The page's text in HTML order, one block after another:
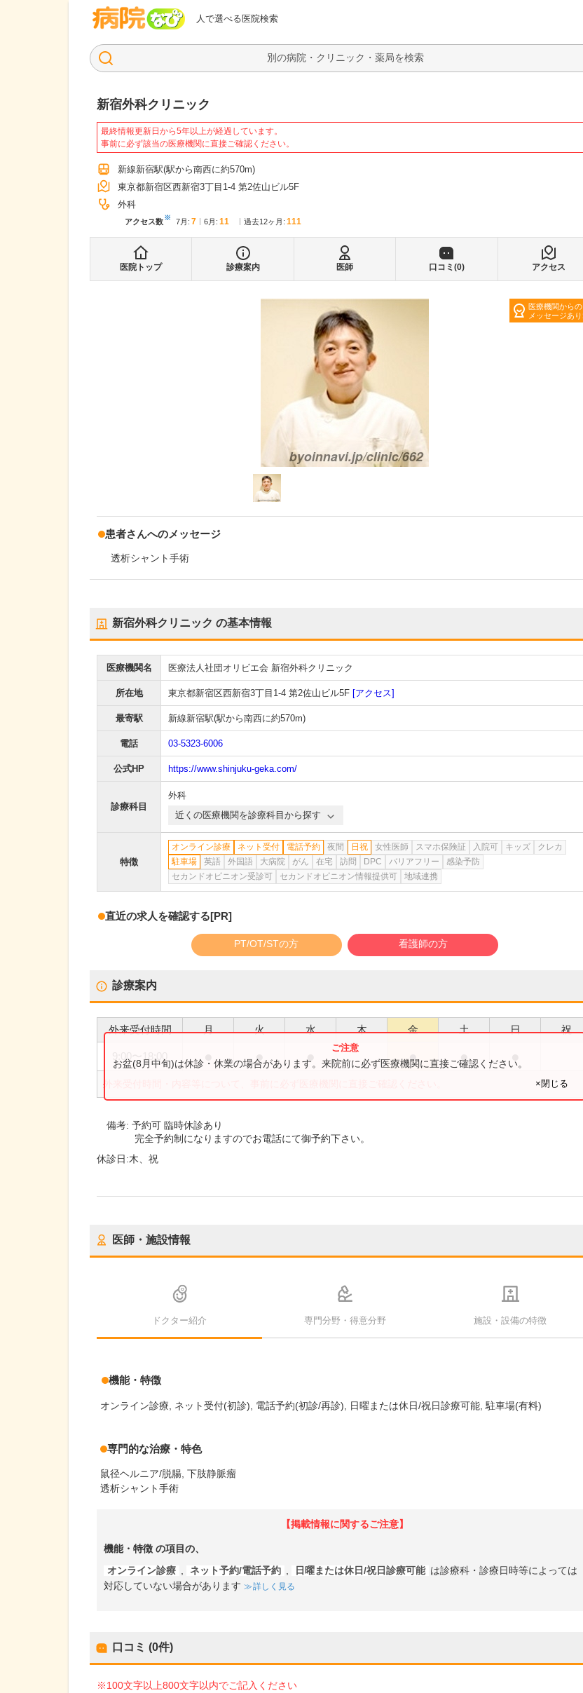
人で選べる医院検索
病院なび
検索
新宿外科クリニック
最終情報更新日から5年以上が経過しています。
事前に必ず該当の医療機関に直接ご確認ください。
新線新宿駅(駅から南西に約570m)
東京都新宿区西新宿3丁目1-4 第2佐山ビル5F
外科
アクセス数※ 7月 : 7 6月 : 11 過去12ヶ月: 111
医院トップ 診療案内 医師 口コミ(0) アクセス
医療機関からの
メッセージあり
患者さんへのメッセージ
透析シャント手術
新宿外科クリニック の基本情報
医療機関名 医療法人社団オリビエ会 新宿外科クリニック
所在地 東京都新宿区西新宿3丁目1-4 第2佐山ビル5F [アクセス]
最寄駅 新線新宿駅(駅から南西に約570m)
電話 03-5323-6006
公式HP https://www.shinjuku-geka.com/
診療科目
外科
近くの医療機関を診療科目から探す
特徴
オンライン診療 ネット受付 電話予約 夜間 日祝 女性医師 スマホ保険証 入院可 キッズ
クレカ
駐車場
英語 外国語 大病院 がん 在宅 訪問 DPC バリアフリー
感染予防
セカンドオピニオン受診可
セカンドオピニオン情報提供可 地域連携
直近の求人を確認する[PR]
PT/OT/STの方 看護師の方
診療案内
外来受付時間 月 火 水 木 金 土 日 祝
9:00 18:00 ● ● ● ●
外来受付時間・内容等について、事前に必ず医療機関に直接ご確認ください。
お盆(8月中旬)は休診・休業の場合があります。来院前に必ず医療機関に直接ご確認ください。
×閉じる
備考:予約可 臨時休診あり
完全予約制になりますのでお電話にて御予約下さい。
休診日:木、祝
医師・施設情報
ドクター紹介 専門分野・得意分野 施設・設備の特徴
機能・特徴
オンライン診療 ネット受付(初診) 電話予約(初診/再診) 日曜または休日/祝日診療可能 駐車場(有料)
専門的な治療・特色
鼠径ヘルニア/脱腸 下肢静脈瘤
透析シャント手術
【掲載情報に関するご注意】
機能・特徴 の項目の、
オンライン診療 , ネット予約/電話予約 , 日曜または休日/祝日診療可能 は診療科・診療日時等によっては
対応していない場合があります
詳しく見る
口コミ (0件)
※100文字以上800文字以内でご記入ください